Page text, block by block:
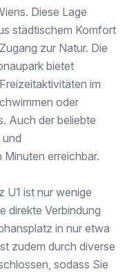
Diese Lage
städtischem Komfort
zur Natur. Die
bietet
im
oder
Auch der beliebte
erreichbar.
U1 ist nur wenige
direkte Verbindung
in nur etwa
zudem durch diverse
sodass Sie